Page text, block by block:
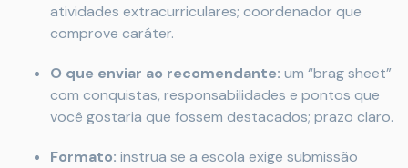
atividades extracurriculares; coordenador que
comprove caráter.
O que enviar ao recomendante: um “brag sheet”
com conquistas, responsabilidades e pontos que
você gostaria que fossem destacados; prazo claro.
Formato: instrua se a escola exige submissão